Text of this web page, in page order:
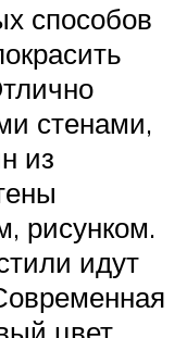
способов
стенами,
из
рисунком.
идут